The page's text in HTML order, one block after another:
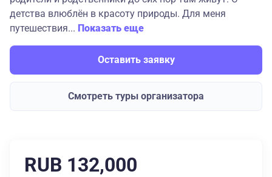
детства влюблён в красоту природы. Для меня
путешествия... Показать еще
Оставить заявку
Смотреть туры организатора
RUB 132,000